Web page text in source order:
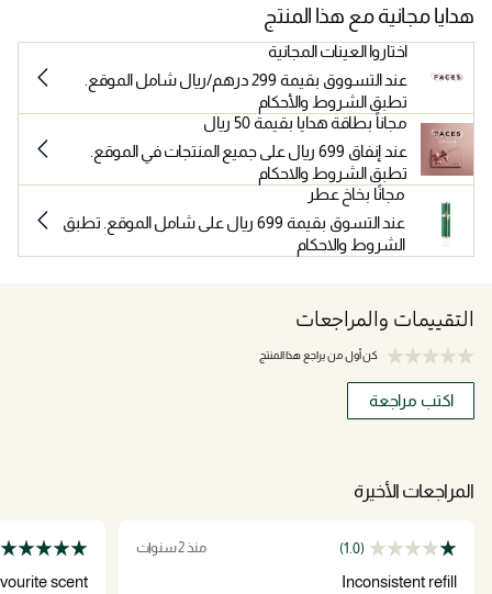
هدايا مجانية مع هذا المنتج
اختاروا العينات المجانية
عند التسووق بقيمة 299 درهم/ريال شامل الموقع.
تطبق الشروط والأحكام
مجاناً بطاقة هدايا بقيمة 50 ريال
عند إنفاق 699 ريال على جميع المنتجات في الموقع.
تطبق الشروط والاحكام
مجانًا بخاخ عطر
عند التسوق بقيمة 699 ريال على شامل الموقع. تطبق
الشروط والاحكام
التقييمات والمراجعات
كن أول من يراجع هذا المنتج
اكتب مراجعة
المراجعات الأخيرة
(1.0) منذ 2 سنوات
Inconsistent refill
scent